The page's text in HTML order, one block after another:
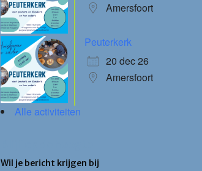
Amersfoort
Peuterkerk
20 dec 26
Amersfoort
Alle activiteiten
Wil je bericht krijgen bij